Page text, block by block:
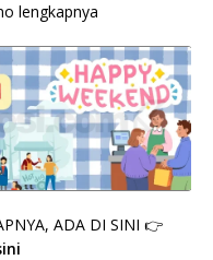
lengkapnya
ADA DI SINI 👉